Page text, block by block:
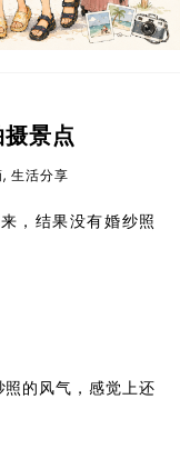
景点
, 生活分享
，结果没有婚纱照
的风气，感觉上还